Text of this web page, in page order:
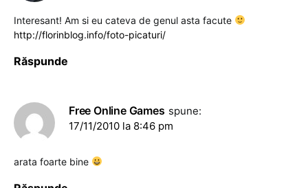
Interesant! Am si eu cateva de genul asta facute
http://florinblog.info/foto-picaturi/
Răspunde
Free Online Games spune:
17/11/2010 la 8:46 pm
arata foarte bine